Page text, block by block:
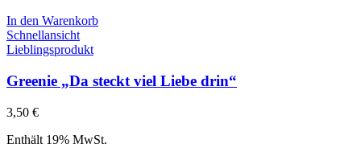
In den Warenkorb
Schnellansicht
Lieblingsprodukt
Greenie „Da steckt viel Liebe drin“
3,50 €
Enthält 19% MwSt.